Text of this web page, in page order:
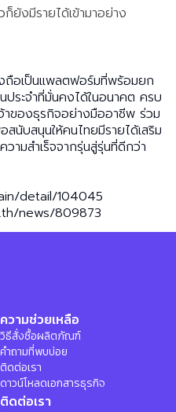
ยังมีรายได้เข้ามาอย่าง
ถือเป็นแพลตฟอร์มที่พร้อมยก
ระจำที่มั่นคงได้ในอนาคต ครบ
าของธุรกิจอย่างมืออาชีพ ร่วม
นับสนุนให้คนไทยมีรายได้เสริม
ามสำเร็จจากรุ่นสู่รุ่นที่ดีกว่า
detail/104045
news/809873
ความช่วยเหลือ
วิธีสั่งซื้อผลิตภัณฑ์
คำถามที่พบบ่อย
ติดต่อเรา
ดาวน์โหลดเอกสารธุรกิจ
ติดต่อเรา